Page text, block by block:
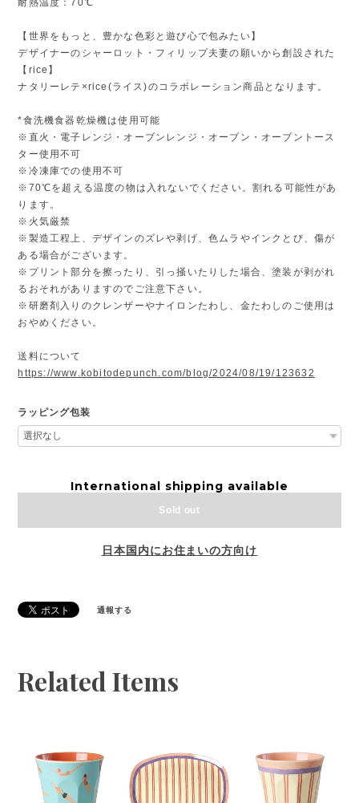
【世界をもっと、豊かな色彩と遊び心で包みたい】
デザイナーのシャーロット・フィリップ夫妻の願いから創設された
【rice】
ナタリーレテ×rice(ライス)のコラボレーション商品となります。
*食洗機食器乾燥機は使用可能
※直火・電子レンジ・オーブンレンジ・オーブン・オーブントース
ター使用不可
※冷凍庫での使用不可
※70℃を超える温度の物は入れないでください。割れる可能性があ
ります。
※火気厳禁
※製造工程上、デザインのズレや剥げ、色ムラやインクとび、傷が
ある場合がございます。
※プリント部分を擦ったり、引っ掻いたりした場合、塗装が剥がれ
るおそれがありますのでご注意下さい。
※研磨剤入りのクレンザーやナイロンたわし、金たわしのご使用は
おやめください。
送料について
https://www.kobitodepunch.com/blog/2024/08/19/123632
ラッピング包装
International shipping available
Sold out
日本国内にお住まいの方向け
通報する
Related Items